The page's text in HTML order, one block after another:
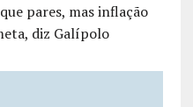
pares, mas inflação
diz Galípolo